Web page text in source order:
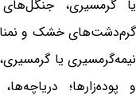
یا گرمسیری، جنگل‌های
گرم‌دشت‌های خشک و
نیمه‌گرمسیری یا
و پوده‌زارها؛